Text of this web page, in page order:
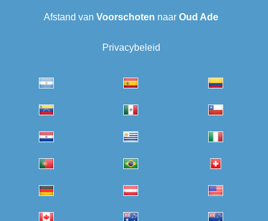
Afstand van Voorschoten naar Oud Ade
Privacybeleid